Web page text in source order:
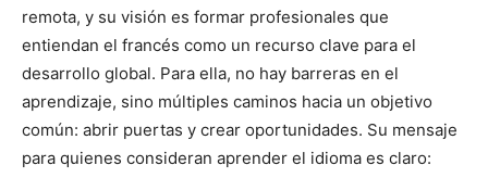
remota, y su visión es formar profesionales que
entiendan el francés como un recurso clave para el
desarrollo global. Para ella, no hay barreras en el
aprendizaje, sino múltiples caminos hacia un objetivo
común: abrir puertas y crear oportunidades. Su mensaje
para quienes consideran aprender el idioma es claro: